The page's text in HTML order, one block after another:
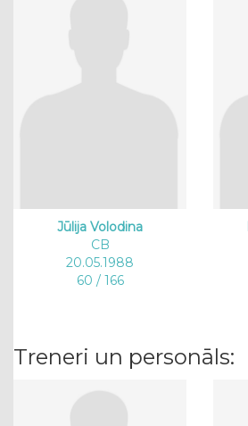
Jūlija Volodina
CB
20.05.1988
60 / 166
Treneri un personāls: